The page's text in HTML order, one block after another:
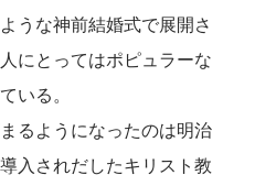
うな神前結婚式で展開さ
にとってはポピュラーな
いる。
るようになったのは明治
入されだしたキリスト教